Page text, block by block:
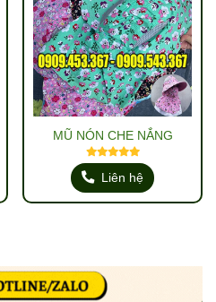
MŨ NÓN CHE NẮNG
Liên hệ